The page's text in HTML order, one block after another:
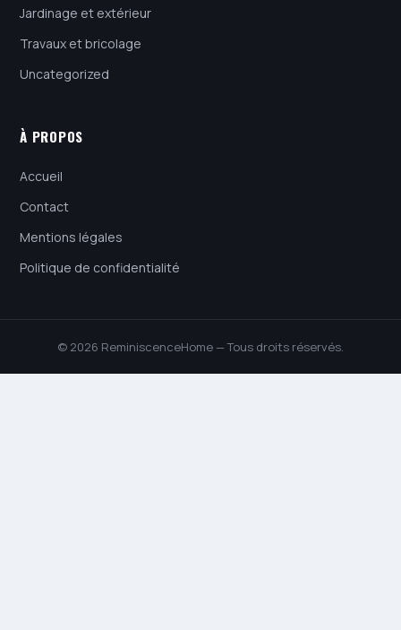
Jardinage et extérieur
Travaux et bricolage
Uncategorized
À PROPOS
Accueil
Contact
Mentions légales
Politique de confidentialité
© 2026 ReminiscenceHome — Tous droits réservés.